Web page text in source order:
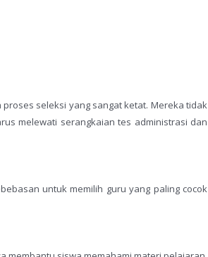
seleksi yang sangat ketat. Mereka tidak
melewati serangkaian tes administrasi dan
untuk memilih guru yang paling cocok